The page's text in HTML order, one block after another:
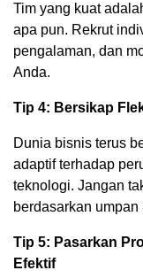
Tim yang kuat
apa pun. Rekrut
pengalaman, dan
Anda.
Tip 4: Bersikap
Dunia bisnis terus
adaptif terhadap
teknologi. Jangan
berdasarkan
Tip 5: Pasarkan
Efektif